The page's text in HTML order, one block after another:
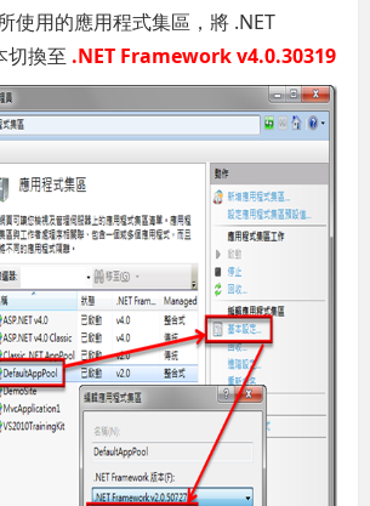
使用的應用程式集區，將 .NET
切換至 .NET Framework v4.0.30319